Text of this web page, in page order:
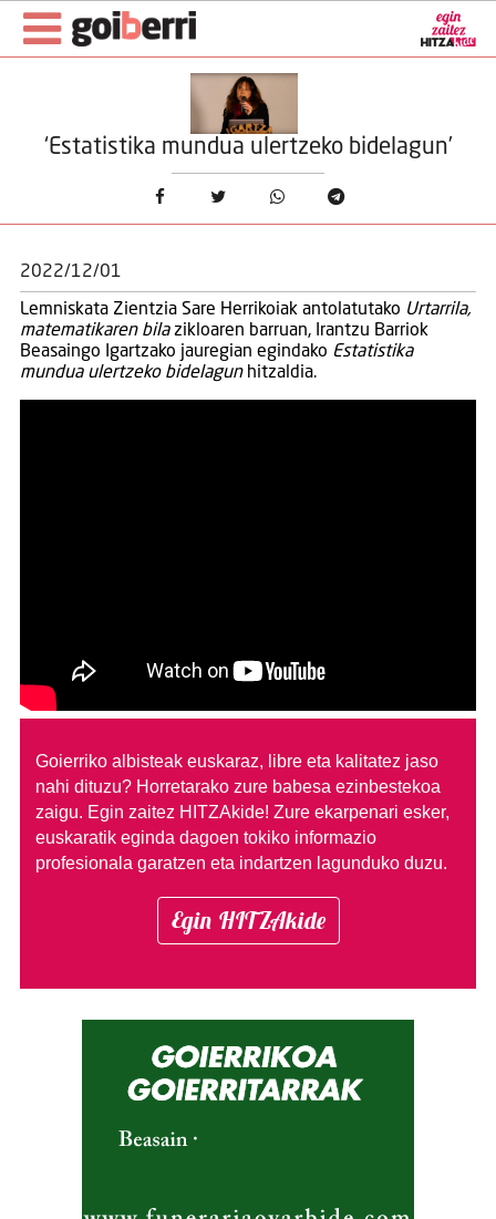
‘Estatistika mundua ulertzeko bidelagun’
2022/12/01
Lemniskata Zientzia Sare Herrikoiak antolatutako Urtarrila,
matematikaren bilazikloaren barruan, Irantzu Barriok
Beasaingo Igartzako jauregian egindako Estatistika
mundua ulertzeko bidelagunhitzaldia.
Goierriko albisteak euskaraz, libre eta kalitatez jaso
nahi dituzu? Horretarako zure babesa ezinbestekoa
zaigu. Egin zaitez HITZAkide! Zure ekarpenari esker,
euskaratik eginda dagoen tokiko informazio
profesionala garatzen eta indartzen lagunduko duzu.
Egin HITZAkide